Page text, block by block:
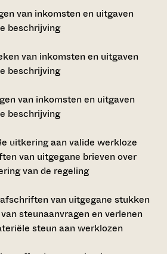
van inkomsten en uitgaven
beschrijving
van inkomsten en uitgaven
beschrijving
van inkomsten en uitgaven
beschrijving
uitkering aan valide werkloze
van uitgegane brieven over
van de regeling
van uitgegane stukken
steunaanvragen en verlenen
steun aan werklozen